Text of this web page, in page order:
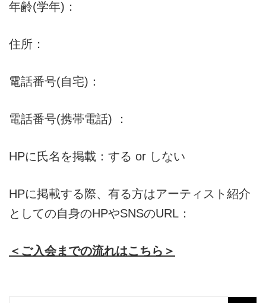
年齢(学年)：
住所：
電話番号(自宅)：
電話番号(携帯電話) ：
HPに氏名を掲載：する or しない
HPに掲載する際、有る方はアーティスト紹介
としての自身のHPやSNSのURL：
＜ご入会までの流れはこちら＞